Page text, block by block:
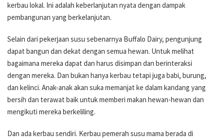
kerbau lokal. Ini adalah keberlanjutan nyata dengan dampak
pembangunan yang berkelanjutan.
Selain dari pekerjaan susu sebenarnya Buffalo Dairy, pengunjung
dapat bangun dan dekat dengan semua hewan. Untuk melihat
bagaimana mereka dapat dan harus disimpan dan berinteraksi
dengan mereka. Dan bukan hanya kerbau tetapi juga babi, burung,
dan kelinci. Anak-anak akan suka memanjat ke dalam kandang yang
bersih dan terawat baik untuk memberi makan hewan-hewan dan
mengikuti mereka berkeliling.
Dan ada kerbau sendiri. Kerbau pemerah susu mama berada di